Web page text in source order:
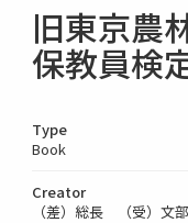
旧東京農
保教員検
Type
Book
Creator
（差）総長 （受）文